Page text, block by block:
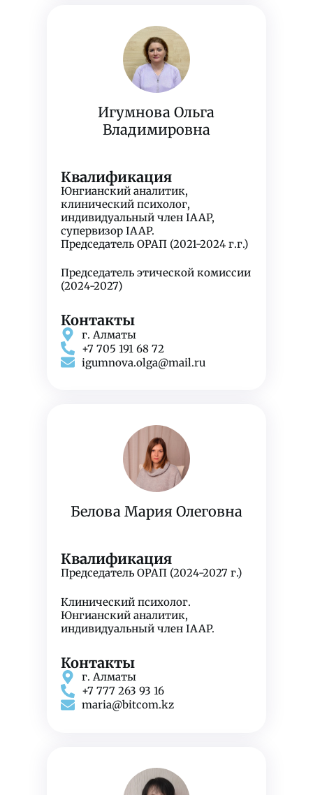
Игумнова Ольга
Владимировна
Квалификация
Юнгианский аналитик,
клинический психолог,
индивидуальный член IAAP,
супервизор IAAP.
Председатель ОРАП (2021-2024 г.г.)
Председатель этической комиссии
(2024-2027)
Контакты
г. Алматы
+7 705 191 68 72
igumnova.olga@mail.ru
Белова Мария Олеговна
Квалификация
Председатель ОРАП (2024-2027 г.)
Клинический психолог.
Юнгианский аналитик,
индивидуальный член IAAP.
Контакты
г. Алматы
+7 777 263 93 16
maria@bitcom.kz